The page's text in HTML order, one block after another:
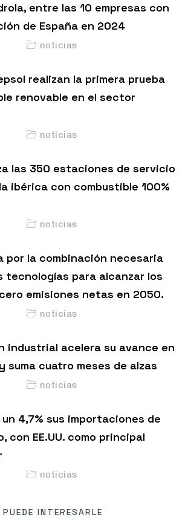
entre las 10 empresas con
de España en 2024
noticias
realizan la primera prueba
renovable en el sector
noticias
las 350 estaciones de servicio
ibérica con combustible 100%
noticias
por la combinación necesaria
para alcanzar los
emisiones netas en 2050.
noticias
industrial acelera su avance en
suma cuatro meses de alzas
noticias
4,7% sus importaciones de
con EE.UU. como principal
noticias
PUEDE INTERESARLE